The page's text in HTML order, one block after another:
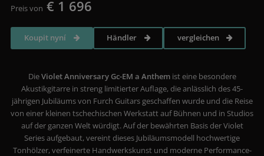
Preis von € 1 696
Koupit nyní Händler vergleichen
DieViolet Anniversary Gc-EM a Anthemist eine besondere
Akustikgitarre in streng limitierter Auflage, die anlässlich des 45-
jährigen Jubiläums von Furch Guitars geschaffen wurde und die Reise
von einer kleinen tschechischen Werkstatt auf Bühnen und in Studios
auf der ganzen Welt würdigt. Auf der bewährten Basis der Violet
Series aufgebaut, vereint dieses Jubiläumsmodell hochwertige
Tonhölzer, verfeinerte Handwerkskunst und moderne Performance-